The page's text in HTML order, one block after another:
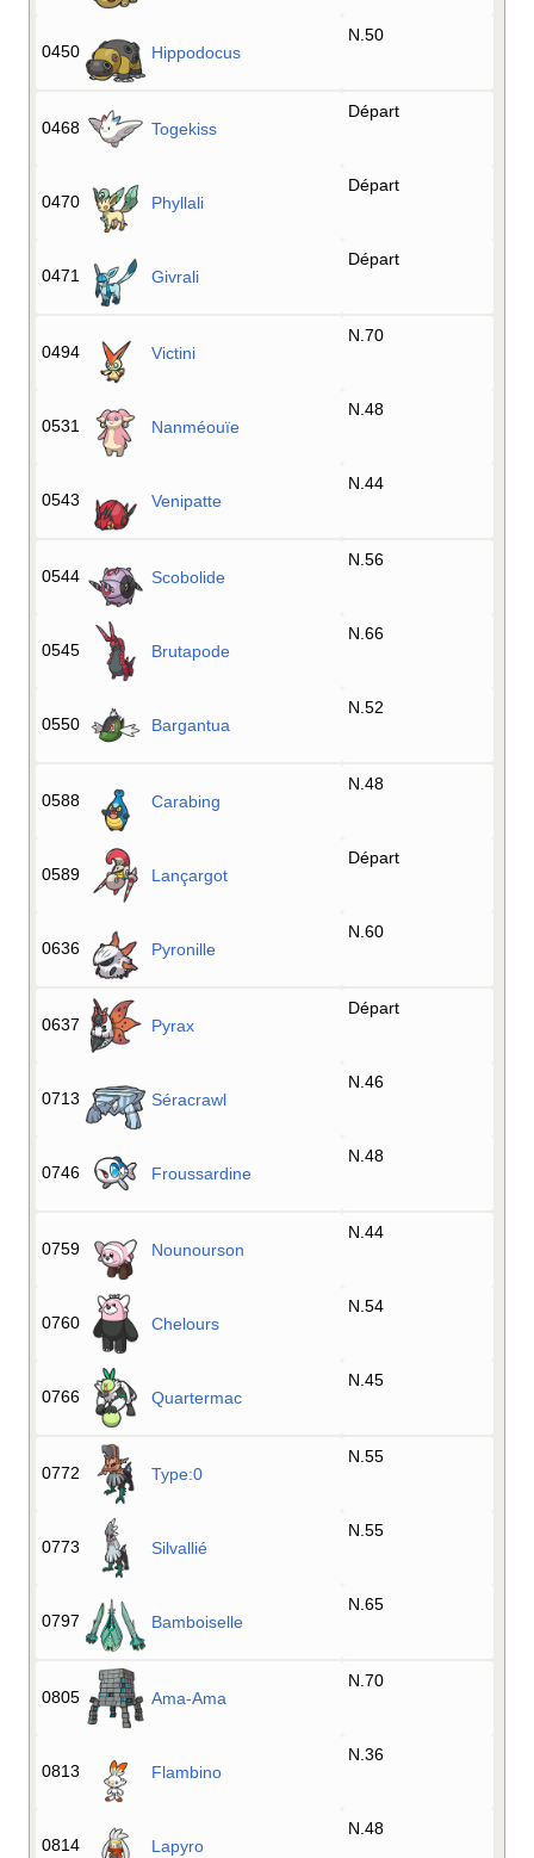
0450 Hippodocus
N.50
0468 Togekiss
Départ
0470 Phyllali
Départ
0471 Givrali
Départ
0494 Victini
N.70
0531 Nanméouïe
N.48
0543 Venipatte
N.44
0544 Scobolide
N.56
0545 Brutapode
N.66
0550 Bargantua
N.52
0588 Carabing
N.48
0589 Lançargot
Départ
0636 Pyronille
N.60
0637 Pyrax
Départ
0713 Séracrawl
N.46
0746 Froussardine
N.48
0759 Nounourson
N.44
0760 Chelours
N.54
0766 Quartermac
N.45
0772 Type:0
N.55
0773 Silvallié
N.55
0797 Bamboiselle
N.65
0805 Ama-Ama
N.70
0813 Flambino
N.36
0814 Lapyro
N.48